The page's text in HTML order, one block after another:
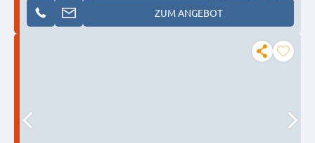
ZUM ANGEBOT